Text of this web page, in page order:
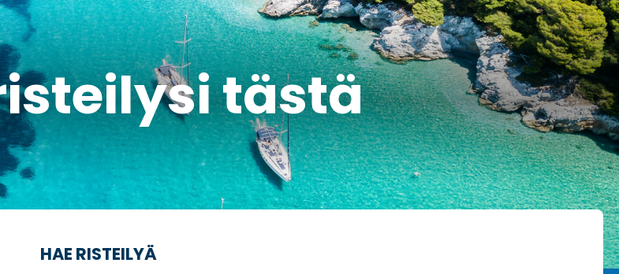
tästä
HAE RISTEILYÄ